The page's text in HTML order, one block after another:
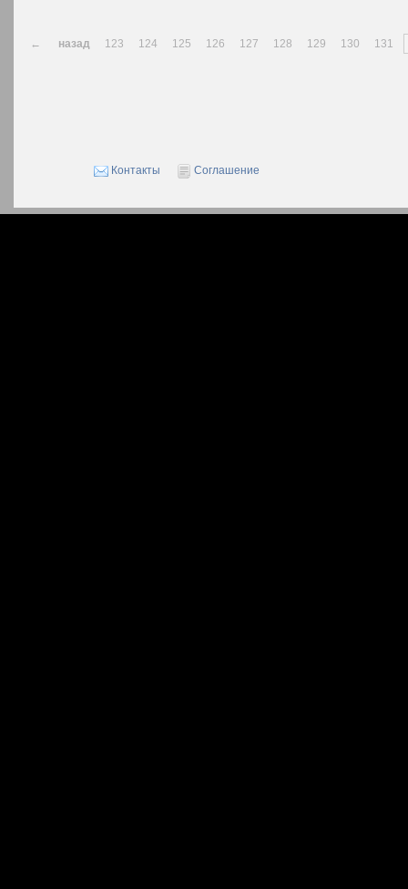
← назад 123 124 125 126 127 128 129 130 131
Контакты Соглашение